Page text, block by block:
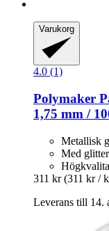
Varukorg
4.0 (1)
Polymaker
1,75 mm /
Metallisk
Med
311 kr (311 kr /
Leverans till 14.